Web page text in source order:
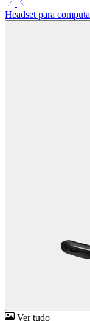
Headset para
Ver tudo